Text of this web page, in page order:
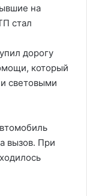
на
стал
дорогу
который
световыми
вызов. При